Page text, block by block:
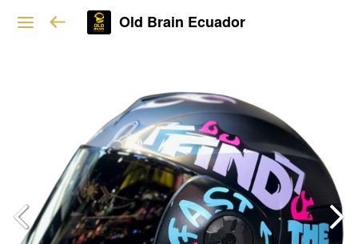
Old Brain Ecuador